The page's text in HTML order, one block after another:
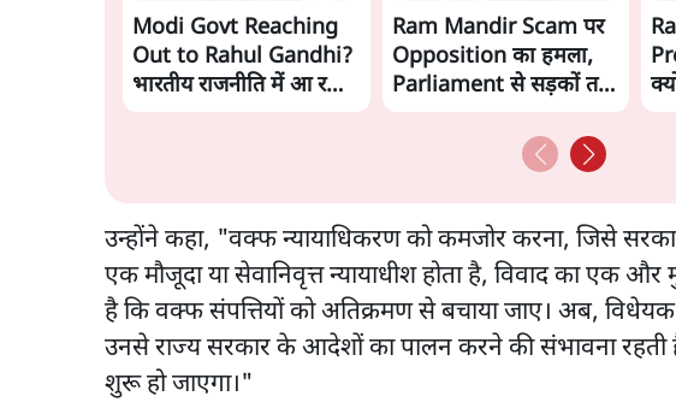
Modi Govt Reaching
Out to Rahul Gandhi?
भारतीय राजनीति में आ रहा
Ram Mandir Scam पर
Opposition का हमला,
Parliament से सड़कों तक
उन्होंने कहा, "वक्फ न्यायाधिकरण को कमजोर करना, जिसे
एक मौजूदा या सेवानिवृत्त न्यायाधीश होता है, विवाद का एक और
है कि वक्फ संपत्तियों को अतिक्रमण से बचाया जाए। अब,
उनसे राज्य सरकार के आदेशों का पालन करने की संभावना
शुरू हो जाएगा।"